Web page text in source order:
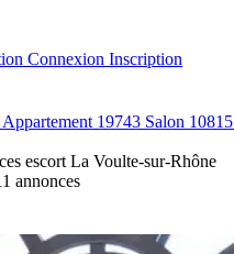
Connexion Inscription
Appartement 19743 Salon 10815
escort La Voulte-sur-Rhône
annonces